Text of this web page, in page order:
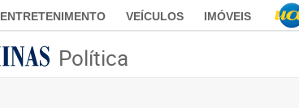
ENTRETENIMENTO VEÍCULOS IMÓVEIS
Política